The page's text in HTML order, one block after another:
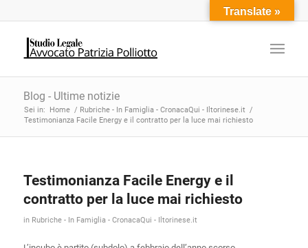
Blog - Ultime notizie
Sei in: Home / Rubriche - In Famiglia - CronacaQui - Iltorinese.it /
Testimonianza Facile Energy e il contratto per la luce mai richiesto
Testimonianza Facile Energy e il
contratto per la luce mai richiesto
in Rubriche - In Famiglia - CronacaQui - Iltorinese.it
Translate »